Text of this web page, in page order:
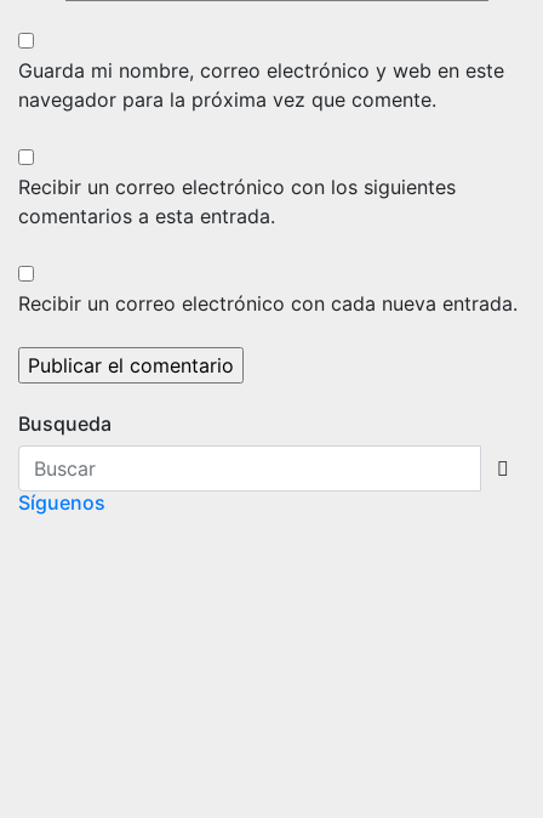
Guarda mi nombre, correo electrónico y web en este
navegador para la próxima vez que comente.
Recibir un correo electrónico con los siguientes
comentarios a esta entrada.
Recibir un correo electrónico con cada nueva entrada.
Busqueda
Síguenos